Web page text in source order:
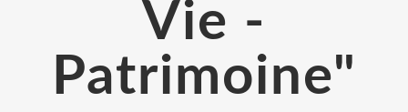
Vie -
Patrimoine"